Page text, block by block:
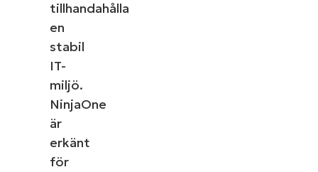
tillhandahålla
en
stabil
IT-
miljö.
NinjaOne
är
erkänt
för